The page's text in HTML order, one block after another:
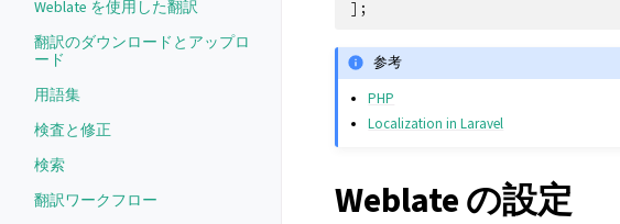
Weblate を使用した翻訳
翻訳のダウンロードとアップロ
ード
用語集
検査と修正
検索
翻訳ワークフロー
];
参考
PHP
Localization in Laravel
Weblate の設定